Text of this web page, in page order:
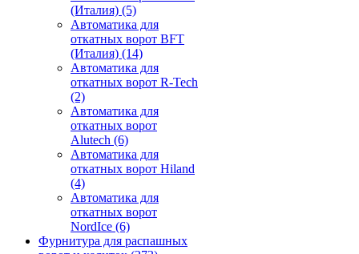
(Италия) (5)
Автоматика для
откатных ворот BFT
(Италия) (14)
Автоматика для
откатных ворот R-Tech
(2)
Автоматика для
откатных ворот
Alutech (6)
Автоматика для
откатных ворот Hiland
(4)
Автоматика для
откатных ворот
NordIce (6)
Фурнитура для распашных